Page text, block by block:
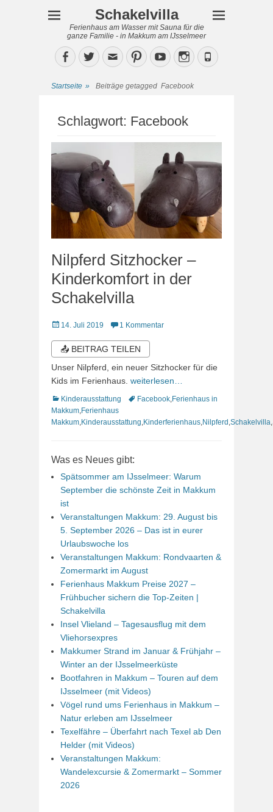
Schakelvilla
Ferienhaus am Wasser mit Sauna für die
ganze Familie - in Makkum am IJsselmeer
Facebook
TwitterEmailPinterestYouTubeInstagram
Phone
Startseite » Beiträge getagged Facebook
Schlagwort: Facebook
Nilpferd Sitzhocker –
Kinderkomfort in der
Schakelvilla
Veröffentlicht
14. Juli 2019 1 Kommentar
📤 BEITRAG TEILEN
Unser Nilpferd, ein neuer Sitzhocker für die
Kids im Ferienhaus. weiterlesen…
Kategorien
Kinderausstattung Schlagworte
Facebook Ferienhaus in
Makkum Ferienhaus
Makkum Kinderausstattung Kinderferienhaus Nilpferd Schakelvilla
Was es Neues gibt:
Spätsommer am IJsselmeer: Warum
September die schönste Zeit in Makkum
ist
Veranstaltungen Makkum: 29. August bis
5. September 2026 – Das ist in eurer
Urlaubswoche los
Veranstaltungen Makkum: Rondvaarten &
Zomermarkt im August
Ferienhaus Makkum Preise 2027 –
Frühbucher sichern die Top-Zeiten |
Schakelvilla
Insel Vlieland – Tagesausflug mit dem
Vliehorsexpres
Makkumer Strand im Januar & Frühjahr –
Winter an der IJsselmeerküste
Bootfahren in Makkum – Touren auf dem
IJsselmeer (mit Videos)
Vögel rund ums Ferienhaus in Makkum –
Natur erleben am IJsselmeer
Texelfähre – Überfahrt nach Texel ab Den
Helder (mit Videos)
Veranstaltungen Makkum:
Wandelexcursie & Zomermarkt – Sommer
2026